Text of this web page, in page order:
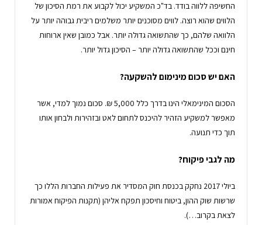
החשיפה ללווה בודד. בד"כ המשקיע יכול לקבוע את רמת הסיכון של
הלווים שהוא רוצה. לווים מסוכנים יותר משלמים ריבית גבוהה יותר על
הלוואה שלהם, כך שהתשואה גדולה יותר. אבל כמובן שאין ארוחות
חינם וככל שהתשואה גדולה יותר – הסיכון גדול יותר.
האם יש סכום מינימום להשקעה?
הסכום המינימאלי הינו בדרך כלל 5,000 ₪. סכום נמוך למדי, אשר
מאפשר למשקיע הזהיר להיכנס לתחום לאט ובזהירות ולבחון אותו
תוך כדי תנועה.
מה לגבי פיקוח?
ביולי 2017 נחקק בכנסת חוק המסדיר את פעילות החברות הללו כך
שרשות שוק ההון, ביטוח וחיסכון תפקח אליהן (תקנות הפיקוח אמורות
לצאת בקרוב…).